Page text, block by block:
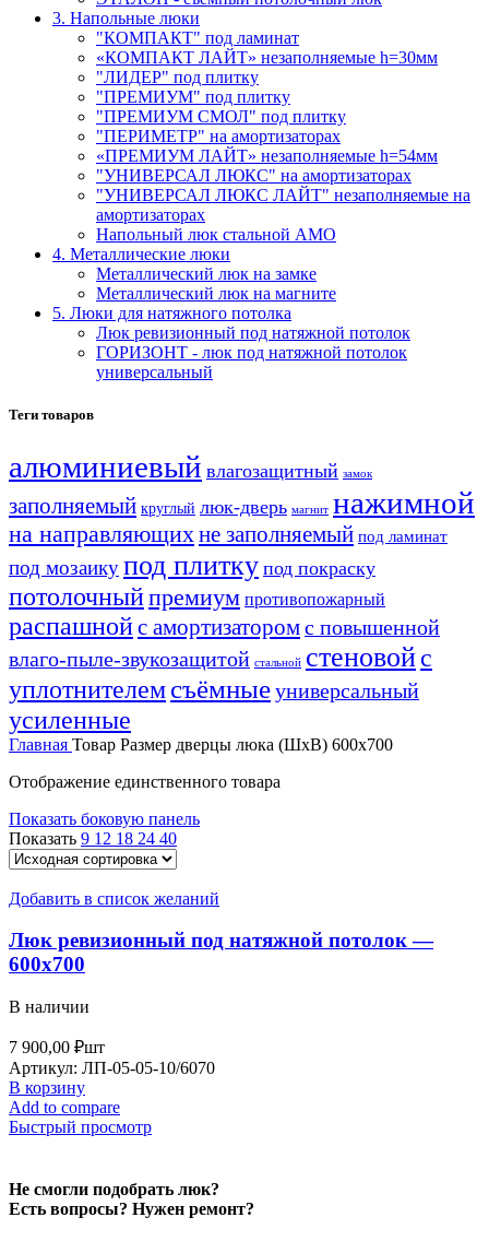
3. Напольные люки
"КОМПАКТ" под ламинат
«КОМПАКТ ЛАЙТ» незаполняемые h=30мм
"ЛИДЕР" под плитку
"ПРЕМИУМ" под плитку
"ПРЕМИУМ СМОЛ" под плитку
"ПЕРИМЕТР" на амортизаторах
«ПРЕМИУМ ЛАЙТ» незаполняемые h=54мм
"УНИВЕРСАЛ ЛЮКС" на амортизаторах
"УНИВЕРСАЛ ЛЮКС ЛАЙТ" незаполняемые на
амортизаторах
Напольный люк стальной АМО
4. Металлические люки
Металлический люк на замке
Металлический люк на магните
5. Люки для натяжного потолка
Люк ревизионный под натяжной потолок
ГОРИЗОНТ - люк под натяжной потолок
универсальный
Теги товаров
алюминиевый влагозащитный замок
заполняемый круглый люк-дверь магнит нажимной
на направляющихне заполняемый под ламинат
под мозаикупод плитку под покраску
потолочныйпремиум противопожарный
распашнойс амортизаторомс повышенной
влаго-пыле-звукозащитой стальной стеновойс
уплотнителемсъёмныеуниверсальный
усиленные
Главная Товар Размер дверцы люка (ШхВ) 600х700
Отображение единственного товара
Показать боковую панель
Показать 9 12 18 24 40
Добавить в список желаний
Люк ревизионный под натяжной потолок —
600х700
В наличии
7 900,00 ₽шт
Артикул: ЛП-05-05-10/6070
В корзину
Add to compare
Быстрый просмотр
Не смогли подобрать люк?
Есть вопросы? Нужен ремонт?